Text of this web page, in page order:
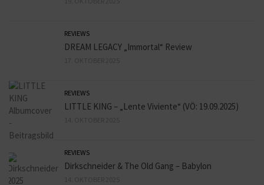
REVIEWS
DREAM LEGACY „Immortal“ Review
REVIEWS
LITTLE KING – „Lente Viviente“ (VÖ: 19.09.2025)
REVIEWS
Dirkschneider & The Old Gang – Babylon